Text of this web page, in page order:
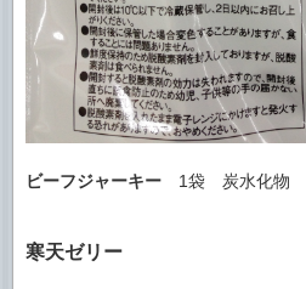
ビーフジャーキー 1袋 炭水化物
寒天ゼリー